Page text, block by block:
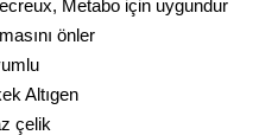
Metabo için uygundur
önler
Altıgen
çelik